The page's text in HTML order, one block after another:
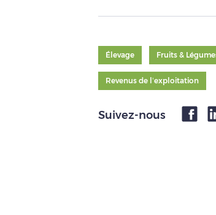
Élevage Fruits &
Revenus de l’exploitation
Suivez-nous